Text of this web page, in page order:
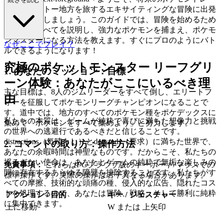
ナー！カントー地方を旅するエキサイティングな冒険に出発
する準備をしましょう。このガイドでは、冒険を始めるため
に必要なすべてを説明し、強力なポケモンを捕まえ、ポケモ
ンマスターになる方法を教えます。すぐにプロのようにバト
ルできるようになります！
1. あなたのミッション：目標
主な目標は、8人のジムリーダーをすべて倒し、エリートフ
ォーを征服してポケモンリーグチャンピオンになることで
す。道中では、地方のすべてのポケモン種をポケデックスに
集めて「ポケモンをすべて集めよう」と努力します。
2. コマンドの取り方：操作方法
免責事項： これらはPCブラウザ版のキーボード/マウスでの
標準操作です。実際の操作は若干異なる場合があります。
アクション / 目的
キー / ジェスチャー
上に移動
W または 上矢印
なぜここでプレイ？
究極のポケットモンスター リーフグリ
ーン体験：あなたがここにいるべき理
由
私たちの本質は、ゲームが純粋で喜びに満ちた想像力と挑戦
の世界への逃避行であるべきだと信じることです。
distractions（気晴らし）とdemands（要求）に満ちた世界で、
あなたの余暇時間は神聖なものです。だからこそ、私たちの
揺るぎない使命は、あなたとゲームの純粋で無垢な楽しみの
間に存在するあらゆる障壁を排除することです。私たちがす
べての摩擦、技術的な頭痛の種、侵入的な広告、隠れたコス
トを処理するので、あなたは冒険、戦略、そして勝利に純粋
に集中できます。